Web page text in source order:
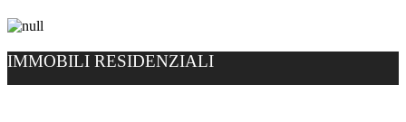
IMMOBILI RESIDENZIALI